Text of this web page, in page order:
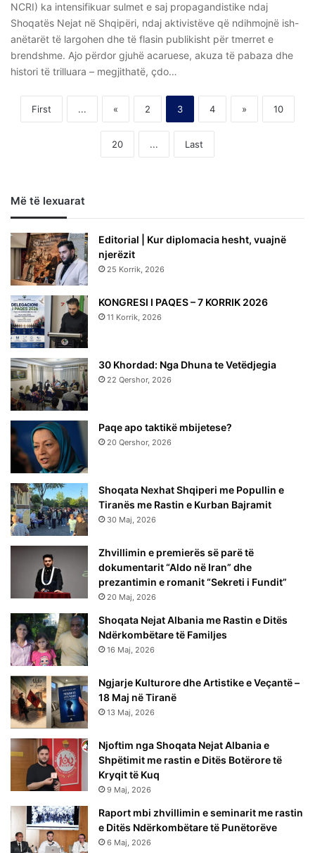
NCRI) ka intensifikuar sulmet e saj propagandistike ndaj
Shoqatës Nejat në Shqipëri, ndaj aktivistëve që ndihmojnë ish-
anëtarët të largohen dhe të flasin publikisht për tmerret e
brendshme. Ajo përdor gjuhë acaruese, akuza të pabaza dhe
histori të trilluara – megjithatë, çdo…
First ... « 2 3 4 » 10
20 ... Last
Më të lexuarat
Editorial | Kur diplomacia hesht, vuajnë
njerëzit
25 Korrik, 2026
KONGRESI I PAQES – 7 KORRIK 2026
11 Korrik, 2026
30 Khordad: Nga Dhuna te Vetëdjegia
22 Qershor, 2026
Paqe apo taktikë mbijetese?
20 Qershor, 2026
Shoqata Nexhat Shqiperi me Popullin e
Tiranës me Rastin e Kurban Bajramit
30 Maj, 2026
Zhvillimin e premierës së parë të
dokumentarit “Aldo në Iran” dhe
prezantimin e romanit “Sekreti i Fundit”
20 Maj, 2026
Shoqata Nejat Albania me Rastin e Ditës
Ndërkombëtare të Familjes
16 Maj, 2026
Ngjarje Kulturore dhe Artistike e Veçantë –
18 Maj në Tiranë
13 Maj, 2026
Njoftim nga Shoqata Nejat Albania e
Shpëtimit me rastin e Ditës Botërore të
Kryqit të Kuq
9 Maj, 2026
Raport mbi zhvillimin e seminarit me rastin
e Ditës Ndërkombëtare të Punëtorëve
6 Maj, 2026